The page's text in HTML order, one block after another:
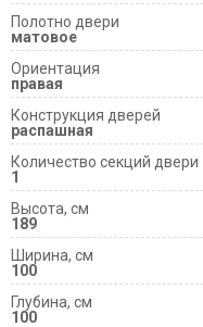
Полотно двери
матовое
Ориентация
правая
Конструкция дверей
распашная
Количество секций двери
1
Высота, см
189
Ширина, см
100
Глубина, см
100